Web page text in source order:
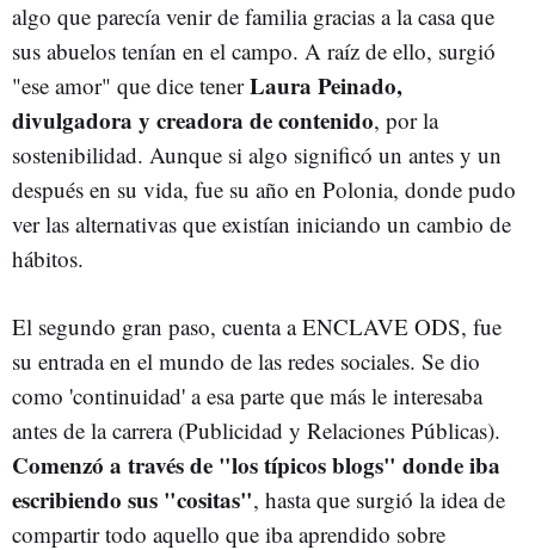
algo que parecía venir de familia gracias a la casa que
sus abuelos tenían en el campo. A raíz de ello, surgió
"ese amor" que dice tenerLaura Peinado,
divulgadora y creadora de contenido, por la
sostenibilidad. Aunque si algo significó un antes y un
después en su vida, fue su año en Polonia, donde pudo
ver las alternativas que existían iniciando un cambio de
hábitos.
El segundo gran paso, cuenta a ENCLAVE ODS, fue
su entrada en el mundo de las redes sociales. Se dio
como 'continuidad' a esa parte que más le interesaba
antes de la carrera (Publicidad y Relaciones Públicas).
Comenzó a través de "los típicos blogs" donde iba
escribiendo sus "cositas", hasta que surgió la idea de
compartir todo aquello que iba aprendido sobre